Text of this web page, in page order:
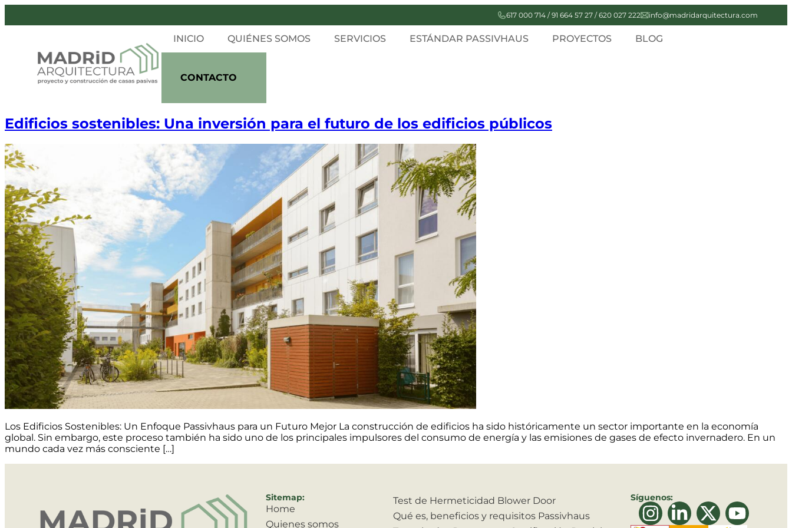
info@madridarquitectura.com
617 000 714 / 91 664 57 27 / 620 027 222
INICIO QUIÉNES SOMOS SERVICIOS ESTÁNDAR PASSIVHAUS PROYECTOS BLOG
CONTACTO
Edificios sostenibles: Una inversión para el futuro de los edificios públicos
Los Edificios Sostenibles: Un Enfoque Passivhaus para un Futuro Mejor La construcción de edificios ha sido históricamente un sector importante en la economía
global. Sin embargo, este proceso también ha sido uno de los principales impulsores del consumo de energía y las emisiones de gases de efecto invernadero. En un
mundo cada vez más consciente […]
Sitemap:
Home
Quienes somos
Test de Hermeticidad Blower Door
Qué es, beneficios y requisitos Passivhaus
Síguenos: